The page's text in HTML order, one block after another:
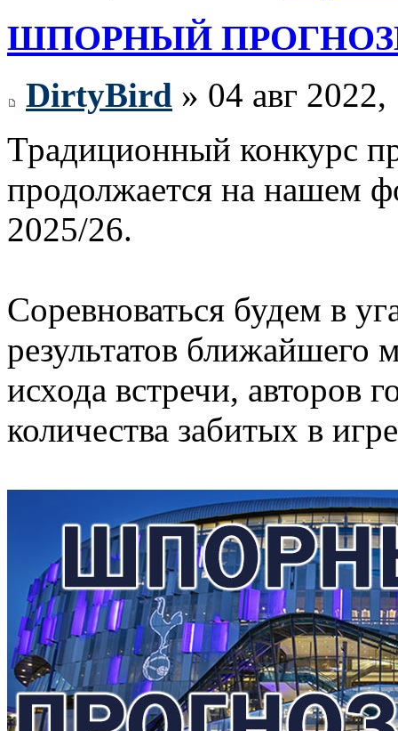
ШПОРНЫЙ
DirtyBird » 04 авг
Традиционный конкурс
продолжается на нашем
2025/26.
Соревноваться будем в
результатов ближайшего
исхода встречи, авторов
количества забитых в